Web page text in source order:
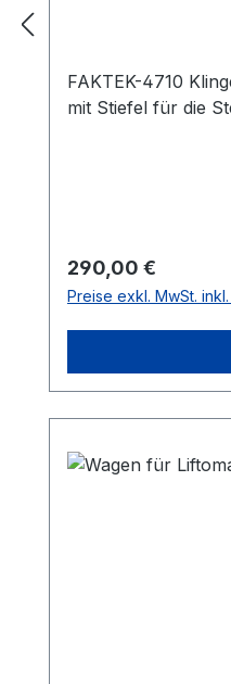
FAKTEK-4710
mit Stiefel für die
Regulärer Preis:
290,00 €
Preise exkl. MwSt.